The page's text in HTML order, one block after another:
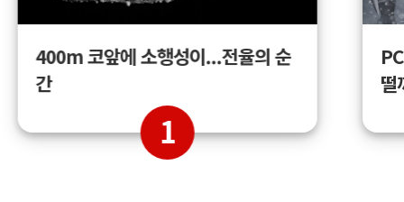
400m 코앞에 소행성이...전율의 순
간
1
떨